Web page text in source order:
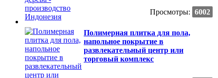
Просмотры: 6002
Полимерная плитка для пола,
напольное покрытие в
развлекательный центр или
торговый комплекс